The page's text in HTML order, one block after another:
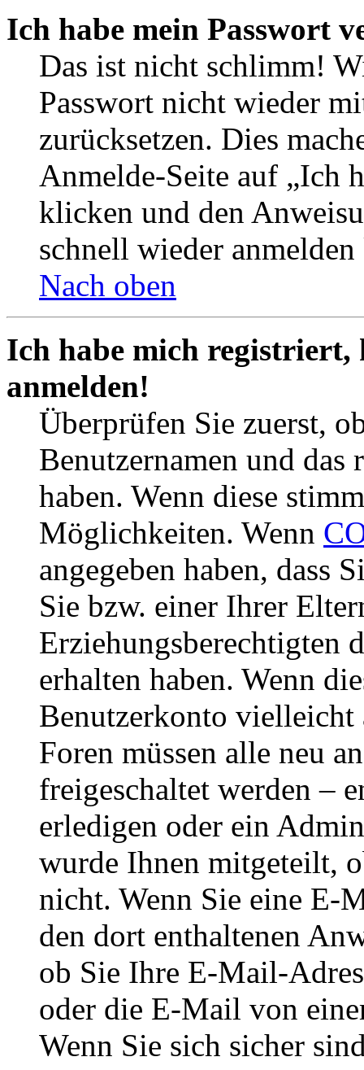
Ich habe mein Passwort
Das ist nicht schlimm!
Passwort nicht wieder
zurücksetzen. Dies
Anmelde-Seite auf „Ich
klicken und den
schnell wieder
Nach oben
Ich habe mich
anmelden!
Überprüfen Sie zuerst,
Benutzernamen und das
haben. Wenn diese
Möglichkeiten. Wenn
angegeben haben, dass
Sie bzw. einer Ihrer
Erziehungsberechtigten
erhalten haben. Wenn
Benutzerkonto
Foren müssen alle neu
freigeschaltet werden –
erledigen oder ein
wurde Ihnen mitgeteilt,
nicht. Wenn Sie eine E-
den dort enthaltenen
ob Sie Ihre E-Mail-
oder die E-Mail von
Wenn Sie sich sicher